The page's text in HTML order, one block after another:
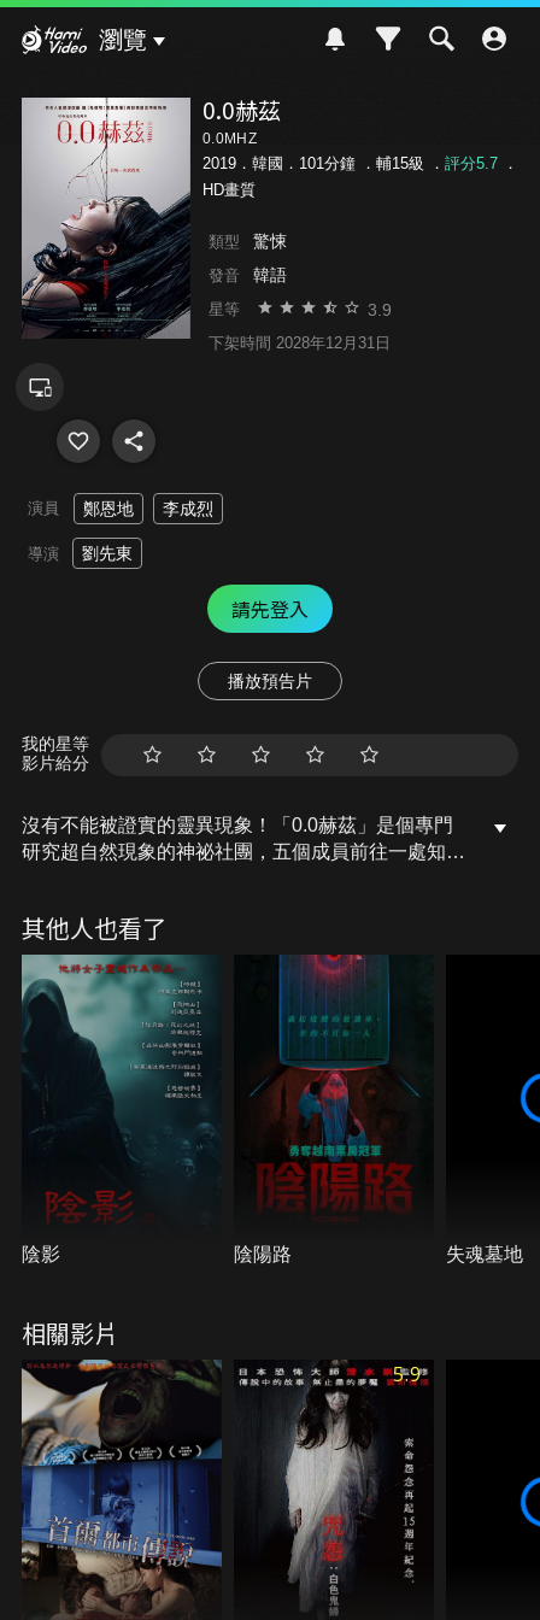
瀏覽
0.0赫茲
0.0MHZ
2019．韓國．101分鐘 ． 輔15級 ． 評分5.7．
HD畫質
類型 驚悚
發音 韓語
星等 3.9
下架時間 2028年12月31日
演員 鄭恩地 李成烈
導演 劉先東
請先登入
播放預告片
我的星等
影片給分
沒有不能被證實的靈異現象！「0.0赫茲」是個專門
研究超自然現象的神祕社團，五個成員前往一處知名
不知卻引發一連串無法停止的靈異現象，不斷襲擊他
們……。
其他人也看了
陰影 陰陽路 失魂墓地
相關影片
5.9